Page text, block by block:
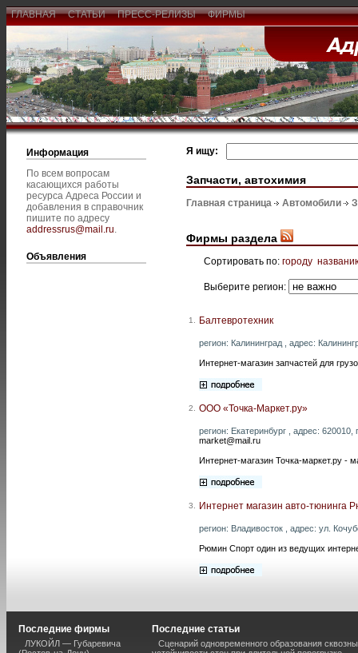
ГЛАВНАЯ СТАТЬИ ПРЕСС-РЕЛИЗЫ ФИРМЫ
Информация
По всем вопросам
касающихся работы
ресурса Адреса России и
добавления в справочник
пишите по адресу
addressrus@mail.ru.
Объявления
Я ищу:
Запчасти, автохимия
Главная страница Автомобили
Фирмы раздела
Сортировать по: городу
Выберите регион:
1. Балтевротехник
регион: Калининград , адрес:
Интернет-магазин запчастей для
2. ООО «Точка-Маркет.ру»
регион: Екатеринбург , адрес:
market@mail.ru
Интернет-магазин Точка-маркет.ру -
3. Интернет магазин авто-тюнинга
регион: Владивосток , адрес: ул.
Рюмин Спорт один из ведущих
Последние фирмы
ЛУКОЙЛ — Губаревича
Последние статьи
Сценарий одновременного образования